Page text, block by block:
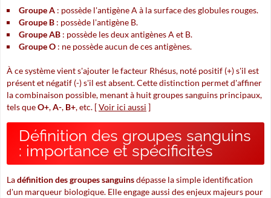
Groupe A : possède l'antigène A à la surface des globules rouges.
Groupe B : possède l'antigène B.
Groupe AB : possède les deux antigènes A et B.
Groupe O : ne possède aucun de ces antigènes.
À ce système vient s'ajouter le facteur Rhésus, noté positif (+) s'il est
présent et négatif (-) s'il est absent. Cette distinction permet d'affiner
la combinaison possible, menant à huit groupes sanguins principaux,
tels queO+,A-, B+, etc. [Voir ici aussi ]
Définition des groupes sanguins
: importance et spécificités
Ladéfinition des groupes sanguinsdépasse la simple identification
d'un marqueur biologique. Elle engage aussi des enjeux majeurs pour